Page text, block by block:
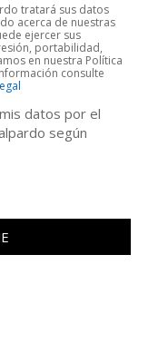
tratará sus datos
acerca de nuestras
ejercer sus
portabilidad,
en nuestra Política
consulte
datos por el
según